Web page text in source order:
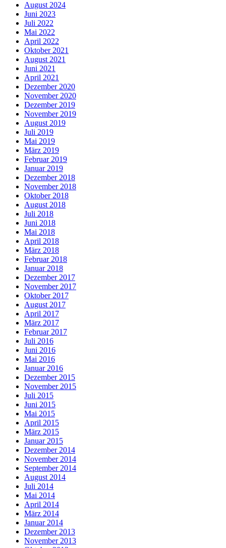
August 2024
Juni 2023
Juli 2022
Mai 2022
April 2022
Oktober 2021
August 2021
Juni 2021
April 2021
Dezember 2020
November 2020
Dezember 2019
November 2019
August 2019
Juli 2019
Mai 2019
März 2019
Februar 2019
Januar 2019
Dezember 2018
November 2018
Oktober 2018
August 2018
Juli 2018
Juni 2018
Mai 2018
April 2018
März 2018
Februar 2018
Januar 2018
Dezember 2017
November 2017
Oktober 2017
August 2017
April 2017
März 2017
Februar 2017
Juli 2016
Juni 2016
Mai 2016
Januar 2016
Dezember 2015
November 2015
Juli 2015
Juni 2015
Mai 2015
April 2015
März 2015
Januar 2015
Dezember 2014
November 2014
September 2014
August 2014
Juli 2014
Mai 2014
April 2014
März 2014
Januar 2014
Dezember 2013
November 2013